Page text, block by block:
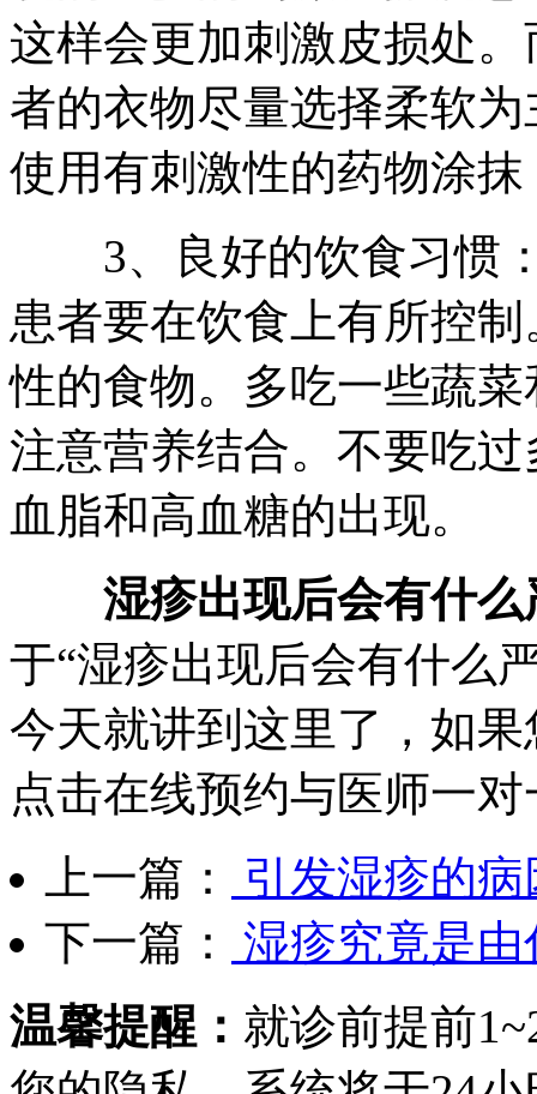
这样会更加刺激皮损处
者的衣物尽量选择柔软
使用有刺激性的药物涂
3、良好的饮食习惯：
患者要在饮食上有所控
性的食物。多吃一些蔬
注意营养结合。不要吃
血脂和高血糖的出现。
湿疹出现后会有什
于“湿疹出现后会有什么
今天就讲到这里了，如
点击在线预约与医师一
上一篇：
引发湿疹的
下一篇：
湿疹究竟是
温馨提醒： 就诊前提前